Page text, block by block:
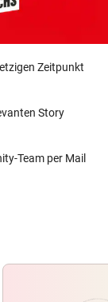
Zeitpunkt
Story
Team per Mail